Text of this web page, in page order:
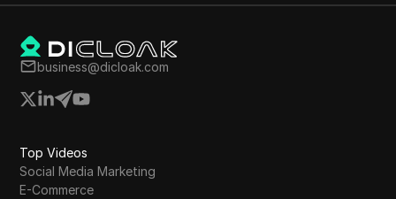
business@dicloak.com
Top Videos
Social Media Marketing
E-Commerce